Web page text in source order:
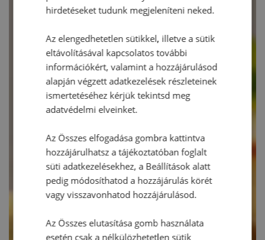
hirdetéseket tudunk megjeleníteni neked.
Az elengedhetetlen sütikkel, illetve a sütik
eltávolításával kapcsolatos további
információkért, valamint a hozzájárulásod
alapján végzett adatkezelések részleteinek
ismertetéséhez kérjük tekintsd meg
adatvédelmi elveinket.
Az Összes elfogadása gombra kattintva
hozzájárulhatsz a tájékoztatóban foglalt
süti adatkezelésekhez, a Beállítások alatt
pedig módosíthatod a hozzájárulás körét
vagy visszavonhatod hozzájárulásod.
Az Összes elutasítása gomb használata
esetén csak a nélkülözhetetlen sütik